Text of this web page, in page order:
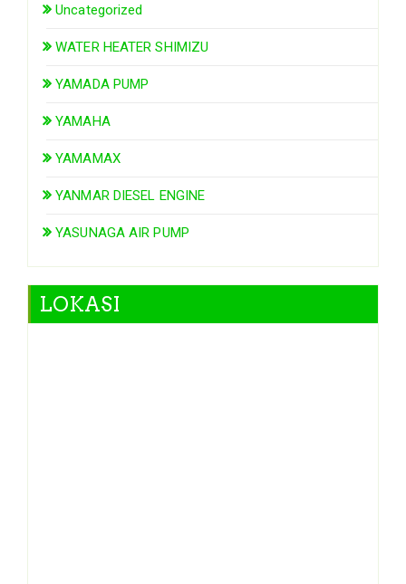
Uncategorized
WATER HEATER SHIMIZU
YAMADA PUMP
YAMAHA
YAMAMAX
YANMAR DIESEL ENGINE
YASUNAGA AIR PUMP
LOKASI